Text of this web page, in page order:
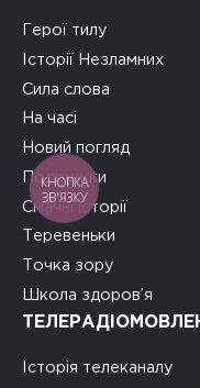
Герої тилу
Історії Незламних
Сила слова
На часі
Новий погляд
Подружки
Смачні історії
Теревеньки
Точка зору
Школа здоров’я
Історія телеканалу
КНОПКА
ЗВ'ЯЗКУ